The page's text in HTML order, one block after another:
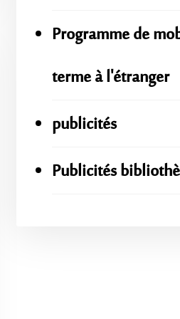
Programme de
terme à l'étranger
publicités
Publicités